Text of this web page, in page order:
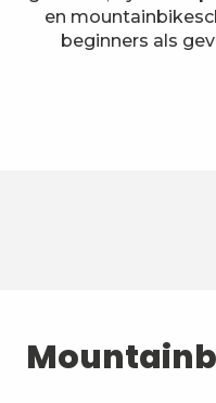
en
beginners als
2